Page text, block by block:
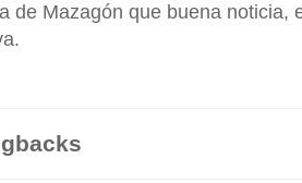
de Mazagón que buena noticia,